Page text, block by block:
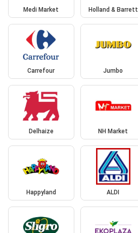
Medi Market Holland & Barrett
Carrefour Jumbo
Delhaize NH Market
Happyland ALDI